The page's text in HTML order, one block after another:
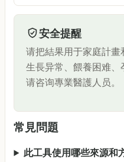
安全提醒
请把結果用于家庭計畫
生長异常、餵養困难、
请咨询專業醫護人员。
常見問題
此工具使用哪些來源和